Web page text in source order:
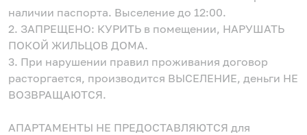
наличии паспорта. Выселение до 12:00.
2. ЗАПРЕЩЕНО: КУРИТЬ в помещении, НАРУШАТЬ
ПОКОЙ ЖИЛЬЦОВ ДОМА.
3. При нарушении правил проживания договор
расторгается, производится ВЫСЕЛЕНИЕ, деньги НЕ
ВОЗВРАЩАЮТСЯ.
АПАРТАМЕНТЫ НЕ ПРЕДОСТАВЛЯЮТСЯ для